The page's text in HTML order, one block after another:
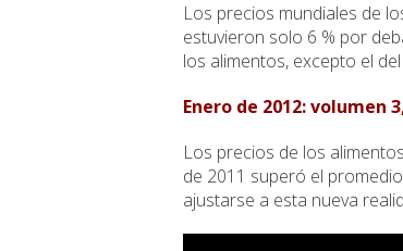
Los precios mundiales de
estuvieron solo 6 % por
los alimentos, excepto el
Enero de 2012: volumen
Los precios de los
de 2011 superó el
ajustarse a esta nueva